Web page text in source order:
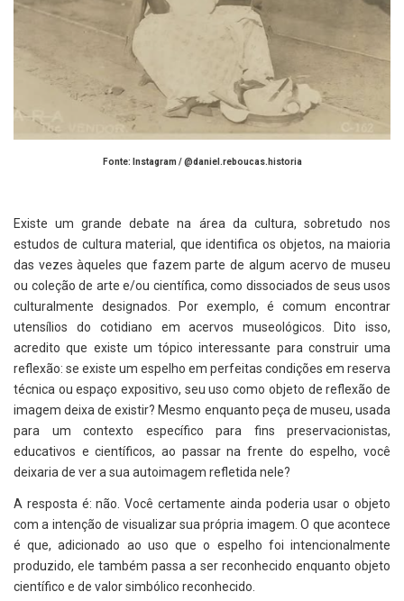
Fonte: Instagram / @daniel.reboucas.historia
Existe um grande debate na área da cultura, sobretudo nos
estudos de cultura material, que identifica os objetos, na maioria
das vezes àqueles que fazem parte de algum acervo de museu
ou coleção de arte e/ou científica, como dissociados de seus usos
culturalmente designados. Por exemplo, é comum encontrar
utensílios do cotidiano em acervos museológicos. Dito isso,
acredito que existe um tópico interessante para construir uma
reflexão: se existe um espelho em perfeitas condições em reserva
técnica ou espaço expositivo, seu uso como objeto de reflexão de
imagem deixa de existir? Mesmo enquanto peça de museu, usada
para um contexto específico para fins preservacionistas,
educativos e científicos, ao passar na frente do espelho, você
deixaria de ver a sua autoimagem refletida nele?
A resposta é: não. Você certamente ainda poderia usar o objeto
com a intenção de visualizar sua própria imagem. O que acontece
é que, adicionado ao uso que o espelho foi intencionalmente
produzido, ele também passa a ser reconhecido enquanto objeto
científico e de valor simbólico reconhecido.